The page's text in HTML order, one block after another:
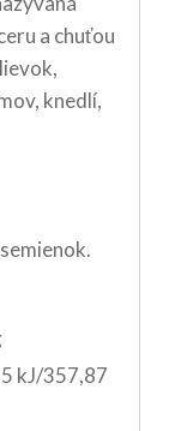
a chuťou
knedlí,
kJ/357,87